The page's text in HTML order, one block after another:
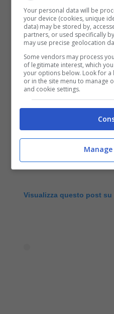
Visualizza questo post su
Your personal data will be
your device (cookies, unique
data) may be stored by,
partners, or used specifically
may use precise geolocation
Some vendors may process
of legitimate interest, which
your options below. Look for
or in the site menu to manage
and cookie settings.